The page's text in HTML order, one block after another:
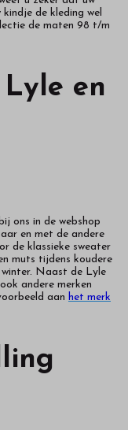
de kleding wel
de maten 98 t/m
en
ons in de webshop
en met de andere
de klassieke sweater
muts tijdens koudere
Naast de Lyle
andere merken
aan het merk